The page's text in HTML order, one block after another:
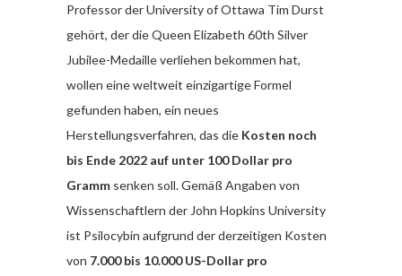
Professor der University of Ottawa Tim Durst
gehört, der die Queen Elizabeth 60th Silver
Jubilee-Medaille verliehen bekommen hat,
wollen eine weltweit einzigartige Formel
gefunden haben, ein neues
Herstellungsverfahren, das die Kosten noch
bis Ende 2022 auf unter 100 Dollar pro
Gramm senken soll. Gemäß Angaben von
Wissenschaftlern der John Hopkins University
ist Psilocybin aufgrund der derzeitigen Kosten
von 7.000 bis 10.000 US-Dollar pro